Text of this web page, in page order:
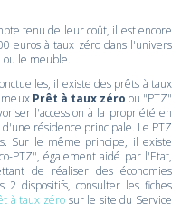
tenu de leur coût, il est encore
euros à taux zéro dans l'univers
ou le meuble.
il existe des prêts à taux
Prêt à taux zéro ou "PTZ"
l'accession à la propriété en
résidence principale. Le PTZ
Sur le même principe, il existe
PTZ", également aidé par l'Etat,
de réaliser des économies
dispositifs, consulter les fiches
à taux zérosur le site du Service